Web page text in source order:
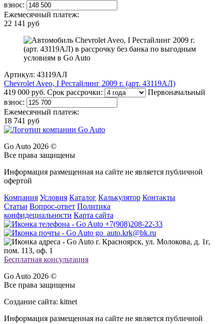
взнос:
Ежемесячный платеж:
22 141 руб
Артикул: 43119АЛ
Chevrolet Aveo, I Рестайлинг 2009 г. (арт. 43119АЛ)
419 000 руб. Срок рассрочки:
Первоначальный
взнос:
Ежемесячный платеж:
18 741 руб
Go Auto 2026 ©
Все права защищены
Информация размещенная на сайте не является публичной
офертой
Компания Условия Каталог Калькулятор Контакты
Статьи Вопрос-ответ Политика
конфидециальности Карта сайта
+7(908)208-22-33
go_auto.krk@bk.ru
г. Красноярск, ул. Молокова, д. 1г,
пом. 113, оф. 1
Бесплатная консультация
Go Auto 2026 ©
Все права защищены
Создание сайта: kitnet
Информация размещенная на сайте не является публичной